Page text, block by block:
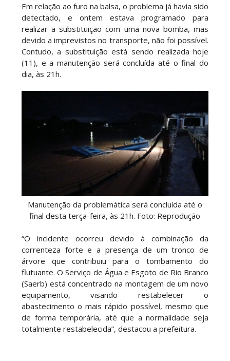
Em relação ao furo na balsa, o problema já havia sido
detectado, e ontem estava programado para
realizar a substituição com uma nova bomba, mas
devido a imprevistos no transporte, não foi possível.
Contudo, a substituição está sendo realizada hoje
(11), e a manutenção será concluída até o final do
dia, às 21h.
Manutenção da problemática será concluída até o
final desta terça-feira, às 21h. Foto: Reprodução
“O incidente ocorreu devido à combinação da
correnteza forte e a presença de um tronco de
árvore que contribuiu para o tombamento do
flutuante. O Serviço de Água e Esgoto de Rio Branco
(Saerb) está concentrado na montagem de um novo
equipamento, visando restabelecer o
abastecimento o mais rápido possível, mesmo que
de forma temporária, até que a normalidade seja
totalmente restabelecida”, destacou a prefeitura.